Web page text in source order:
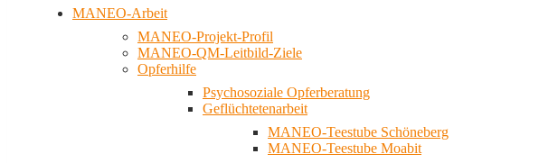
MANEO-Arbeit
MANEO-Projekt-Profil
MANEO-QM-Leitbild-Ziele
Opferhilfe
Psychosoziale Opferberatung
Geflüchtetenarbeit
MANEO-Teestube Schöneberg
MANEO-Teestube Moabit